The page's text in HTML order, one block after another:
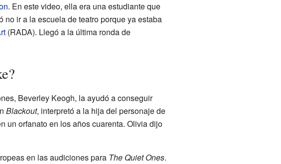
. En este video, ella era una estudiante que
ir a la escuela de teatro porque ya estaba
(RADA). Llegó a la última ronda de
Beverley Keogh, la ayudó a conseguir
Blackout, interpretó a la hija del personaje de
un orfanato en los años cuarenta. Olivia dijo
en las audiciones para The Quiet Ones.